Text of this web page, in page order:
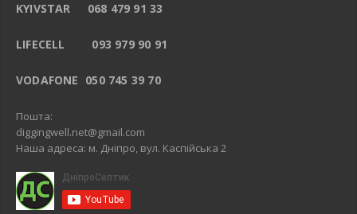
KYIVSTAR 068 479 91 33
LIFECELL 093 979 90 91
VODAFONE 050 745 39 70
Пошта:
diggingwell.net@gmail.com
Наша адреса: м. Дніпро, вул. Каспійська 2